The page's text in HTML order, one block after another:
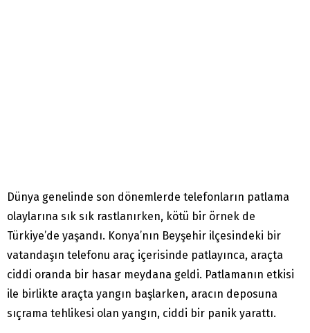
Dünya genelinde son dönemlerde telefonların patlama
olaylarına sık sık rastlanırken, kötü bir örnek de
Türkiye’de yaşandı. Konya’nın Beyşehir ilçesindeki bir
vatandaşın telefonu araç içerisinde patlayınca, araçta
ciddi oranda bir hasar meydana geldi. Patlamanın etkisi
ile birlikte araçta yangın başlarken, aracın deposuna
sıçrama tehlikesi olan yangın, ciddi bir panik yarattı.